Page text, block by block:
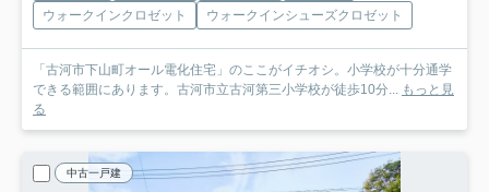
ウォークインクロゼット
ウォークインシューズクロゼット
「古河市下山町オール電化住宅」のここがイチオシ。小学校が十分通学
できる範囲にあります。古河市立古河第三小学校が徒歩10分... もっと見
る
中古一戸建